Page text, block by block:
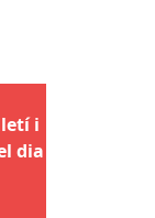
i
dia